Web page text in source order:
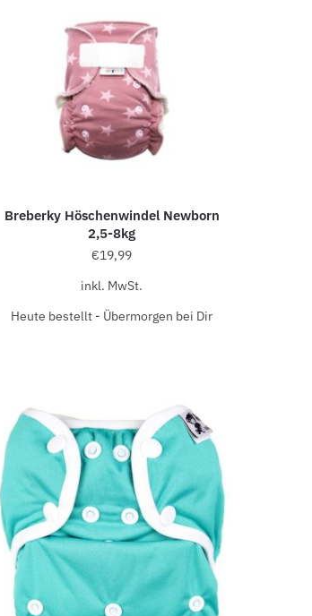
Breberky Höschenwindel Newborn
2,5-8kg
€19,99
inkl. MwSt.
Heute bestellt - Übermorgen bei Dir